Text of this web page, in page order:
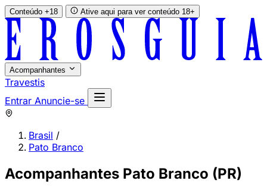
Conteúdo +18 Ative aqui para ver conteúdo 18+
Acompanhantes
Travestis
Entrar Anuncie-se
Brasil /
Pato Branco
Acompanhantes Pato Branco (PR)